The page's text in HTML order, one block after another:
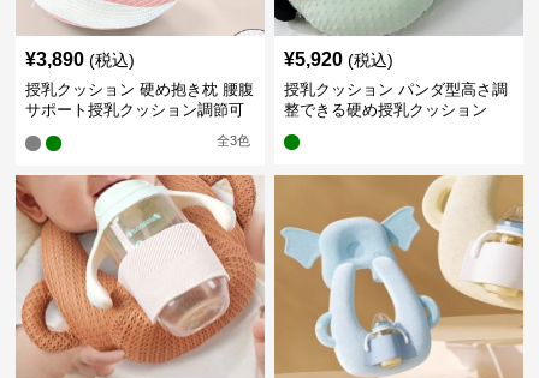
¥3,890 (税込)
授乳クッション 硬め抱き枕 腰腹
サポート授乳クッション調節可
全3色
¥5,920 (税込)
授乳クッション パンダ型高さ調
整できる硬め授乳クッション